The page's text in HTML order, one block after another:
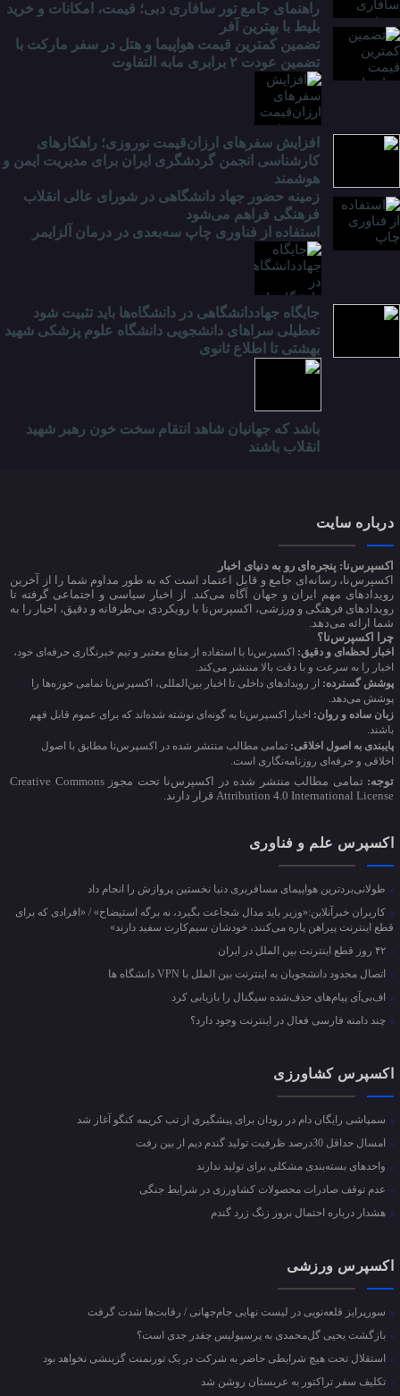
راهنمای جامع تور سافاری دبی؛ قیمت، امکانات و خرید
بلیط با بهترین آفر
تضمین کمترین قیمت هواپیما و هتل در سفر مارکت با
تضمین عودت ۲ برابری مابه التفاوت
افزایش سفرهای ارزان‌قیمت نوروزی؛ راهکارهای
کارشناسی انجمن گردشگری ایران برای مدیریت ایمن و
هوشمند
زمینه حضور جهاد دانشگاهی در شورای عالی انقلاب
فرهنگی فراهم می‌شود
استفاده از فناوری چاپ سه‌بعدی در درمان آلزایمر
جایگاه جهاددانشگاهی در دانشگاه‌ها باید تثبیت شود
تعطیلی سراهای دانشجویی دانشگاه علوم پزشکی شهید
بهشتی تا اطلاع ثانوی
باشد که جهانیان شاهد انتقام سخت خون رهبر شهید
انقلاب باشند
درباره سایت
اکسپرس‌نا: پنجره‌ای رو به دنیای اخبار
اکسپرس‌نا، رسانه‌ای جامع و قابل اعتماد است که به طور مداوم شما را از آخرین
رویدادهای مهم ایران و جهان آگاه می‌کند. از اخبار سیاسی و اجتماعی گرفته تا
رویدادهای فرهنگی و ورزشی، اکسپرس‌نا با رویکردی بی‌طرفانه و دقیق، اخبار را به
شما ارائه می‌دهد.
چرا اکسپرس‌نا؟
اخبار لحظه‌ای و دقیق: اکسپرس‌نا با استفاده از منابع معتبر و تیم خبرنگاری حرفه‌ای خود،
اخبار را به سرعت و با دقت بالا منتشر می‌کند.
پوشش گسترده: از رویدادهای داخلی تا اخبار بین‌المللی، اکسپرس‌نا تمامی حوزه‌ها را
پوشش می‌دهد.
زبان ساده و روان: اخبار اکسپرس‌نا به گونه‌ای نوشته شده‌اند که برای عموم قابل فهم
باشند.
پایبندی به اصول اخلاقی: تمامی مطالب منتشر شده در اکسپرس‌نا مطابق با اصول
اخلاقی و حرفه‌ای روزنامه‌نگاری است.
توجه:
تمامی مطالب منتشر شده در اکسپرس‌نا تحت مجوز Creative Commons
Attribution 4.0 International License قرار دارند.
اکسپرس علم و فناوری
طولانی‌بردترین هواپیمای مسافربری دنیا نخستین پروازش را انجام داد
کاربران خبرآنلاین:«وزیر باید مدال شجاعت بگیرد، نه برگه استیضاح» / «افرادی که برای
قطع اینترنت پیراهن پاره می‌کنند، خودشان سیم‌کارت سفید دارند»
اتصال محدود دانشجویان به اینترنت بین الملل با VPN دانشگاه ها
اف‌بی‌آی پیام‌های حذف‌شده سیگنال را بازیابی کرد
چند دامنه فارسی فعال در اینترنت وجود دارد؟
اکسپرس کشاورزی
سمپاشی رایگان دام در رودان برای پیشگیری از تب کریمه کنگو آغاز شد
امسال حداقل 30درصد ظرفیت تولید گندم دیم از بین رفت
واحد‌های بسته‌بندی مشکلی برای تولید ندارند
عدم توقف صادرات محصولات کشاورزی در شرایط جنگی
هشدار درباره احتمال بروز زنگ زرد گندم
اکسپرس ورزشی
سورپرایز قلعه‌نویی در لیست نهایی جام‌جهانی / رقابت‌ها شدت گرفت
بازگشت یحیی گل‌محمدی به پرسپولیس چقدر جدی است؟
استقلال تحت هیچ شرایطی حاضر به شرکت در یک تورنمنت گزینشی نخواهد بود
تکلیف سفر تراکتور به عربستان روشن شد